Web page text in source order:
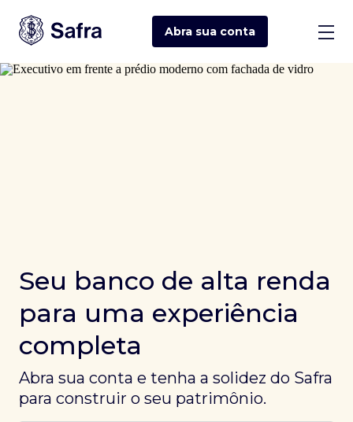
Abra sua conta
Seu banco de alta renda
para uma experiência
completa
Abra sua conta e tenha a solidez do Safra
para construir o seu patrimônio.